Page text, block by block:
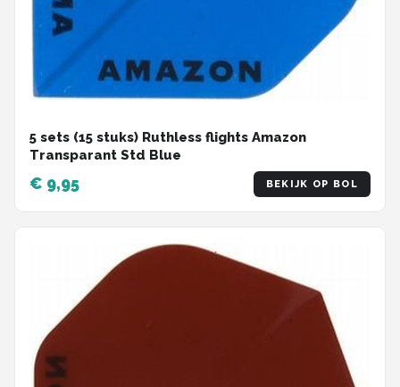
5 sets (15 stuks) Ruthless flights Amazon
Transparant Std Blue
€ 9,95 BEKIJK OP BOL